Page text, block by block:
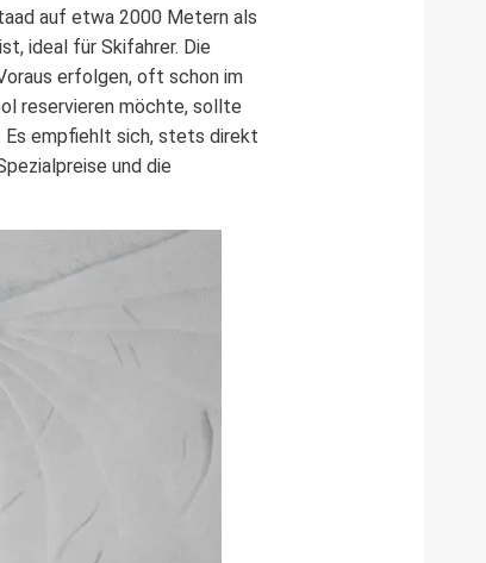
auf etwa 2000 Metern als
ideal für Skifahrer. Die
erfolgen, oft schon im
reservieren möchte, sollte
Es empfiehlt sich, stets direkt
und die